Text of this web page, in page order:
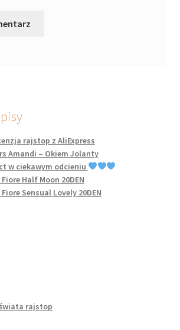
rajstop z AliExpress
Amandi – Okiem Jolanty
w ciekawym odcieniu
Half Moon 20DEN
Sensual Lovely 20DEN
rajstop